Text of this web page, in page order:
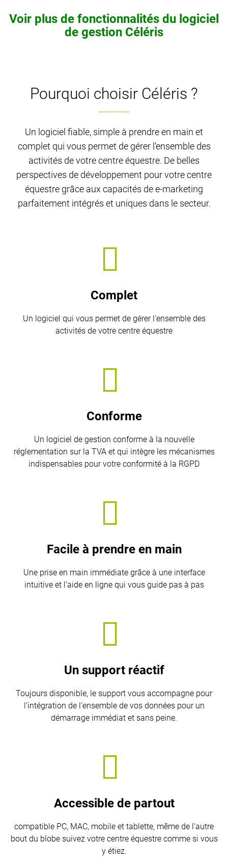
Voir plus de fonctionnalités du logiciel
de gestion Céléris
Pourquoi choisir Céléris ?
Un logiciel fiable, simple à prendre en main et
complet qui vous permet de gérer l'ensemble des
activités de votre centre équestre. De belles
perspectives de développement pour votre centre
équestre grâce aux capacités de e-marketing
parfaitement intégrés et uniques dans le secteur.
Complet
Un logiciel qui vous permet de gérer l’ensemble des
activités de votre centre équestre
Conforme
Un logiciel de gestion conforme à la nouvelle
réglementation sur la TVA et qui intègre les mécanismes
indispensables pour votre conformité à la RGPD
Facile à prendre en main
Une prise en main immédiate grâce à une interface
intuitive et l’aide en ligne qui vous guide pas à pas
Un support réactif
Toujours disponible, le support vous accompagne pour
l’intégration de l’ensemble de vos données pour un
démarrage immédiat et sans peine.
Accessible de partout
compatible PC, MAC, mobile et tablette, même de l’autre
bout du blobe suivez votre centre équestre comme si vous
y étiez.